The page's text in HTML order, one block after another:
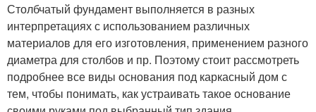
Столбчатый фундамент выполняется в разных
интерпретациях с использованием различных
материалов для его изготовления, применением разного
диаметра для столбов и пр. Поэтому стоит рассмотреть
подробнее все виды основания под каркасный дом с
тем, чтобы понимать, как устраивать такое основание